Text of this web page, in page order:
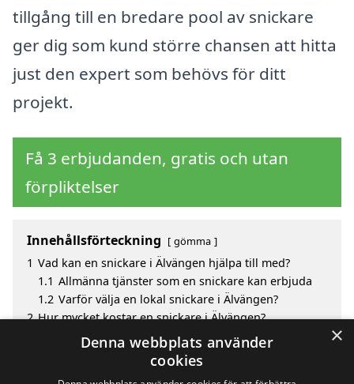
tillgång till en bredare pool av snickare
ger dig som kund större chansen att hitta
just den expert som behövs för ditt
projekt.
Få 3 erbjudanden, gratis och utan
förpliktelser
Innehållsförteckning gömma
1 Vad kan en snickare i Älvängen hjälpa till med?
1.1 Allmänna tjänster som en snickare kan erbjuda
1.2 Varför välja en lokal snickare i Älvängen?
2 Hur mycket kostar en snickare i Älvängen?
Fördelar med att välja snickare i Älvängen
Sök efter en skicklig snickare i de omgivande
×
Denna webbplats använder
cookies